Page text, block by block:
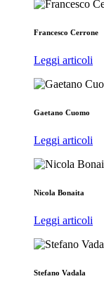
Francesco Cerrone
Leggi articoli
Gaetano Cuomo
Leggi articoli
Nicola Bonaita
Leggi articoli
Stefano Vadala